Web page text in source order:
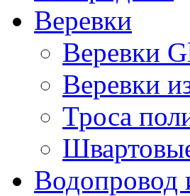
Веревки
Веревки
Веревки
Троса
Водопровод